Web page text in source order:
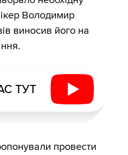
Володимир
виносив його на
ТУТ
провести